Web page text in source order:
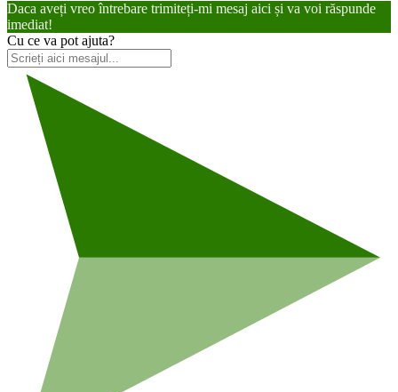
Daca aveți vreo întrebare trimiteți-mi mesaj aici și va voi răspunde
imediat!
Cu ce va pot ajuta?